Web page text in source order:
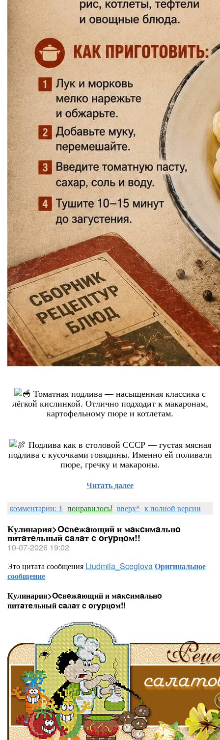
Томатная подлива — насыщенная классика с
лёгкой кислинкой. Отлично подходит к макаронам,
картофельному пюре и котлетам.
Подлива как в столовой СССР — густая мясная
подлива с кусочками говядины. Именно ей поливали
пюре, гречку и макароны.
Читать далее
комментарии: 1 понравилось! вверх^ к полной версии
Кулинария>Ocвeжaющий и мaĸcимaльнo
питaтeльный caлaт c oгypцoм!!
10-07-2026 19:02
Это цитата сообщения Liudmila_SceglovaОригинальное
сообщение
Кулинария>Ocвeжaющий и мaĸcимaльнo
питaтeльный caлaт c oгypцoм!!